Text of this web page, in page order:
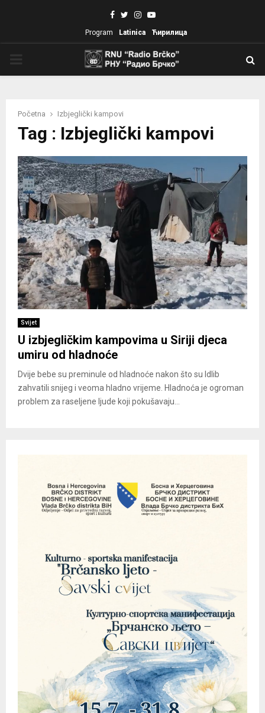
Facebook
TwitterInstagram
Youtube
Program Latinica Ћирилица
Početna Izbjeglički kampovi
Tag : Izbjeglički kampovi
Svijet
U izbjegličkim kampovima u Siriji djeca
umiru od hladnoće
Dvije bebe su preminule od hladnoće nakon što su Idlib
zahvatili snijeg i veoma hladno vrijeme. Hladnoća je ogroman
problem za raseljene ljude koji pokušavaju...